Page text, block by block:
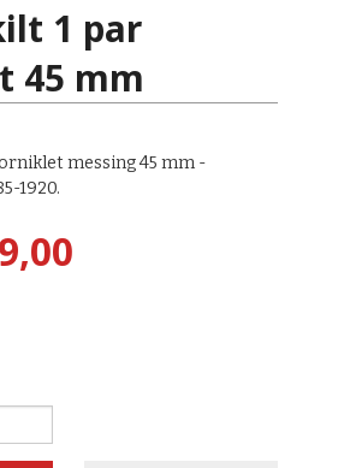
1 par
45 mm
messing 45 mm -
1920.